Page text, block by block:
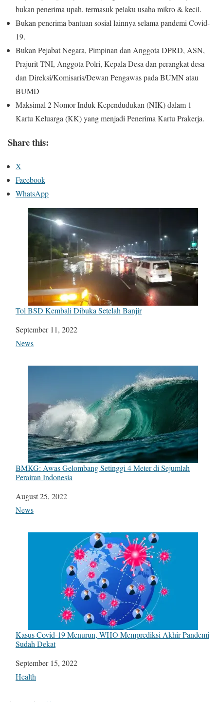
bukan penerima upah, termasuk pelaku usaha mikro & kecil.
Bukan penerima bantuan sosial lainnya selama pandemi Covid-
19.
Bukan Pejabat Negara, Pimpinan dan Anggota DPRD, ASN,
Prajurit TNI, Anggota Polri, Kepala Desa dan perangkat desa
dan Direksi/Komisaris/Dewan Pengawas pada BUMN atau
BUMD
Maksimal 2 Nomor Induk Kependudukan (NIK) dalam 1
Kartu Keluarga (KK) yang menjadi Penerima Kartu Prakerja.
Share this:
X
Facebook
WhatsApp
Tol BSD Kembali Dibuka Setelah Banjir
Date
September 11, 2022
In relation to
News
BMKG: Awas Gelombang Setinggi 4 Meter di Sejumlah
Perairan Indonesia
Date
August 25, 2022
In relation to
News
Kasus Covid-19 Menurun, WHO Memprediksi Akhir Pandemi
Sudah Dekat
Date
September 15, 2022
In relation to
Health